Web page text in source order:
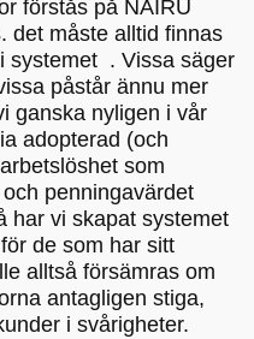
förstås på NAIRU
det måste alltid finnas
systemet . Vissa säger
påstår ännu mer
ganska nyligen i vår
adopterad (och
som
penningavärdet
har vi skapat systemet
de som har sitt
alltså försämras om
antagligen stiga,
i svårigheter.